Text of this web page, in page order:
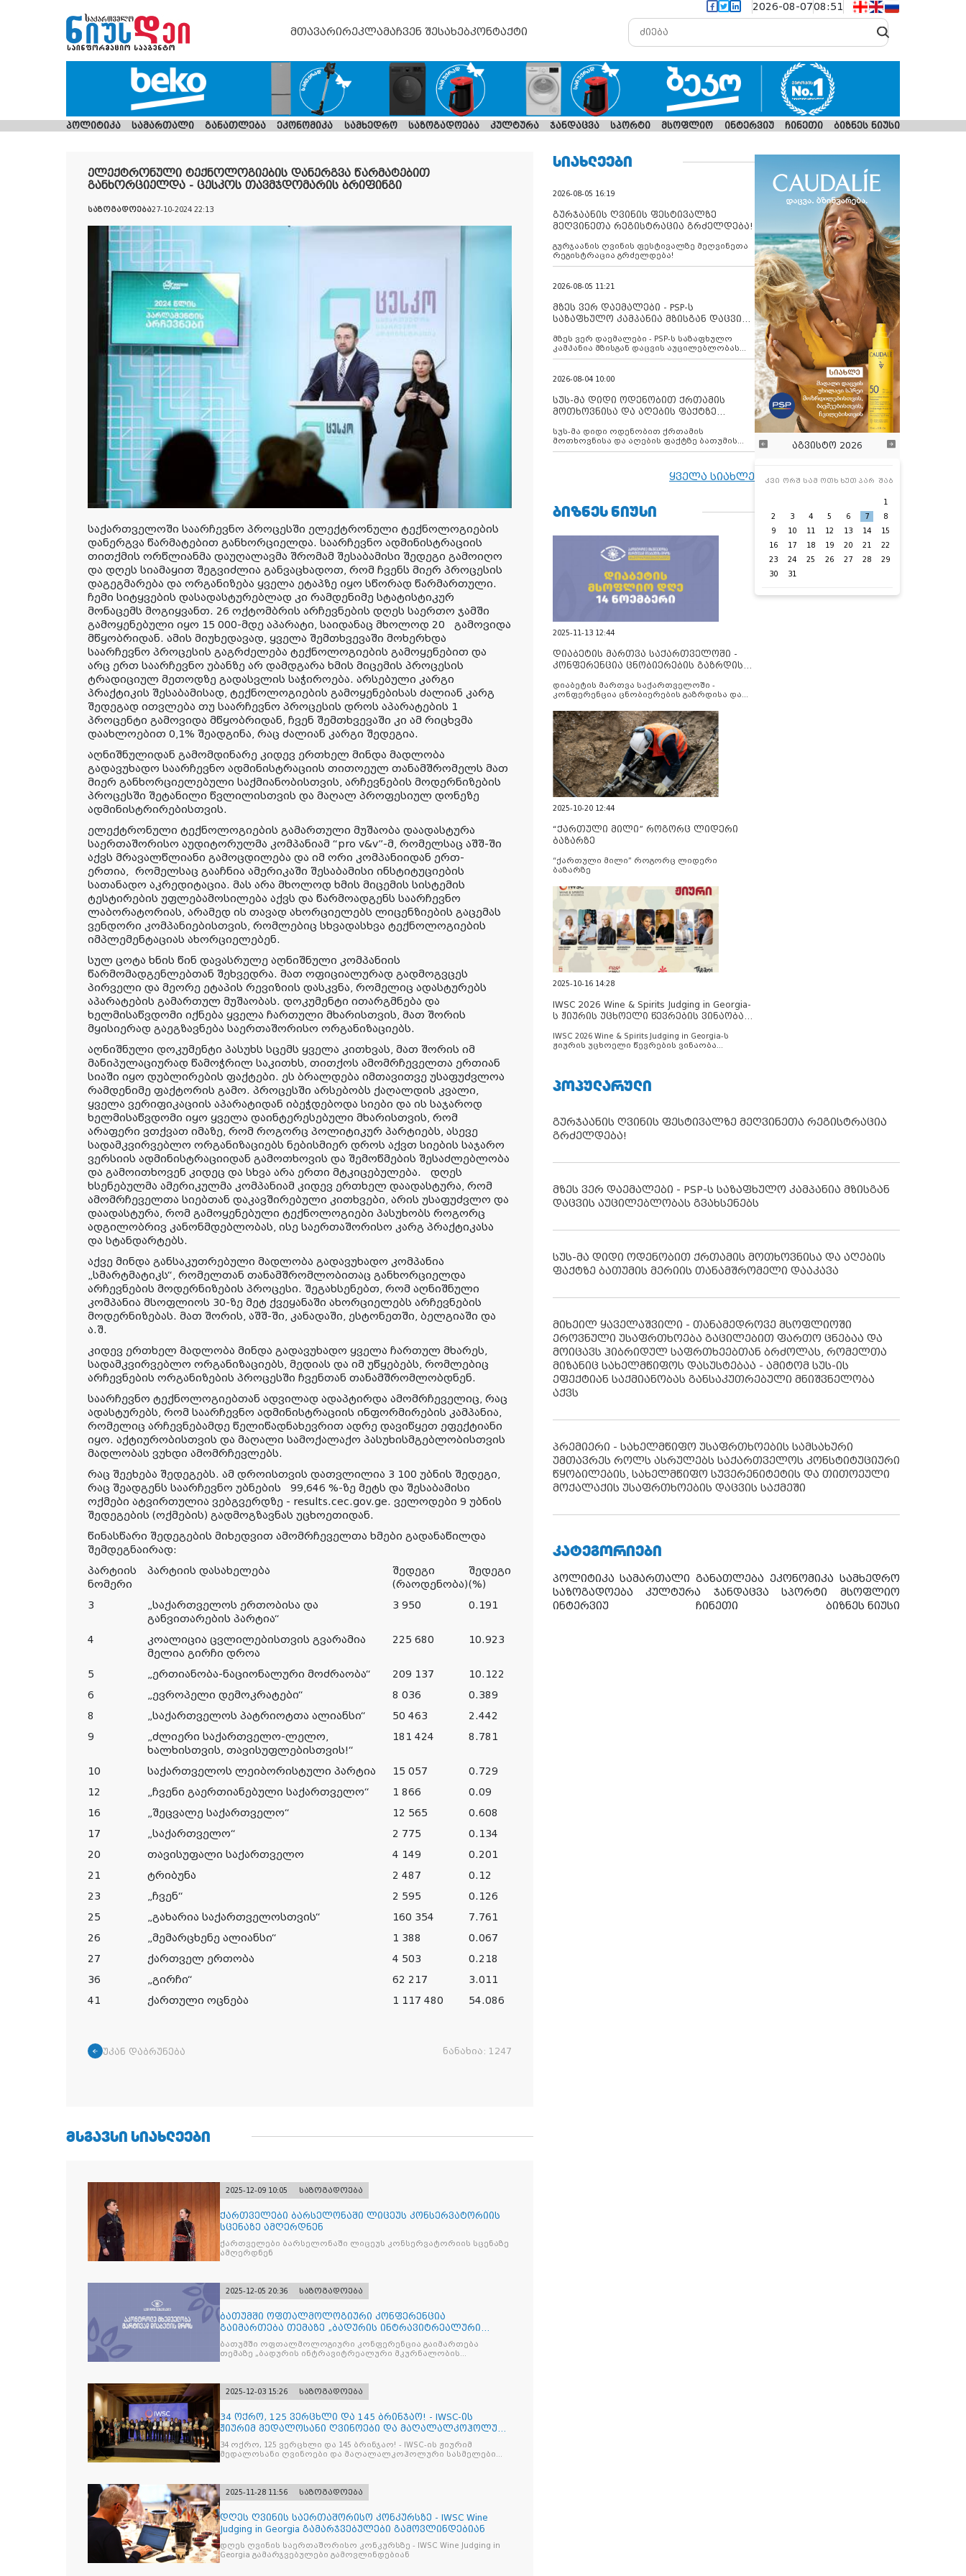
2026-08-0708:51
მთავარირეკლამაჩვენ შესახებკონტაქტი
პოლიტიკა სამართალი განათლება ეკონომიკა სამხედრო საზოგადოება კულტურა ჯანდაცვა სპორტი მსოფლიო ინტერვიუ ჩინეთი ბიზნეს ნიუსი
ელექტრონული ტექნოლოგიების დანერგვა წარმატებით
განხორციელდა - ცესკოს თავმჯდომარის ბრიფინგი
საზოგადოება27-10-2024 22:13
საქართველოში საარჩევნო პროცესში ელექტრონული ტექნოლოგიების
დანერგვა წარმატებით განხორციელდა. საარჩევნო ადმინისტრაციის
თითქმის ორწლიანმა დაუღალავმა შრომამ შესაბამისი შედეგი გამოიღო
და დღეს სიამაყით შეგვიძლია განვაცხადოთ, რომ ჩვენს მიერ პროცესის
დაგეგმარება და ორგანიზება ყველა ეტაპზე იყო სწორად წარმართული.
ჩემი სიტყვების დასადასტურებლად კი რამდენიმე სტატისტიკურ
მონაცემს მოგიყვანთ. 26 ოქტომბრის არჩევნების დღეს საერთო ჯამში
გამოყენებული იყო 15 000-მდე აპარატი, საიდანაც მხოლოდ 20 გამოვიდა
მწყობრიდან. ამის მიუხედავად, ყველა შემთხვევაში მოხერხდა
საარჩევნო პროცესის გაგრძელება ტექნოლოგიების გამოყენებით და
არც ერთ საარჩევნო უბანზე არ დამდგარა ხმის მიცემის პროცესის
ტრადიციულ მეთოდზე გადასვლის საჭიროება. არსებული კარგი
პრაქტიკის შესაბამისად, ტექნოლოგიების გამოყენებისას ძალიან კარგ
შედეგად ითვლება თუ საარჩევნო პროცესის დროს აპარატების 1
პროცენტი გამოვიდა მწყობრიდან, ჩვენ შემთხვევაში კი ამ რიცხვმა
დაახლოებით 0,1% შეადგინა, რაც ძალიან კარგი შედეგია.
აღნიშნულიდან გამომდინარე კიდევ ერთხელ მინდა მადლობა
გადავუხადო საარჩევნო ადმინისტრაციის თითოეულ თანამშრომელს მათ
მიერ განხორციელებული საქმიანობისთვის, არჩევნების მოდერნიზების
პროცესში შეტანილი წვლილისთვის და მაღალ პროფესიულ დონეზე
ადმინისტრირებისთვის.
ელექტრონული ტექნოლოგიების გამართული მუშაობა დაადასტურა
საერთაშორისო აუდიტორულმა კომპანიამ “pro v&v”-მ, რომელსაც აშშ-ში
აქვს მრავალწლიანი გამოცდილება და იმ ორი კომპანიიდან ერთ-
ერთია, რომელსაც გააჩნია ამერიკაში შესაბამისი ინსტიტუციების
სათანადო აკრედიტაცია. მას არა მხოლოდ ხმის მიცემის სისტემის
ტესტირების უფლებამოსილება აქვს და წარმოადგენს საარჩევნო
ლაბორატორიას, არამედ ის თავად ახორციელებს ლიცენზიების გაცემას
ვენდორი კომპანიებისთვის, რომლებიც სხვადასხვა ტექნოლოგიების
იმპლემენტაციას ახორციელებენ.
სულ ცოტა ხნის წინ დავასრულე აღნიშნული კომპანიის
წარმომადგენლებთან შეხვედრა. მათ ოფიციალურად გადმოგვცეს
პირველი და მეორე ეტაპის რევიზიის დასკვნა, რომელიც ადასტურებს
აპარატების გამართულ მუშაობას. დოკუმენტი ითარგმნება და
ხელმისაწვდომი იქნება ყველა ჩართული მხარისთვის, მათ შორის
მყისიერად გაეგზავნება საერთაშორისო ორგანიზაციებს.
აღნიშნული დოკუმენტი პასუხს სცემს ყველა კითხვას, მათ შორის იმ
მანიპულაციურად წამოჭრილ საკითხს, თითქოს ამომრჩეველთა ერთიან
სიაში იყო დუბლირების ფაქტები. ეს ბრალდება იმთავითვე უსაფუძვლოა
რამდენიმე ფაქტორის გამო. პროცესში არსებობს ქაღალდის კვალი,
ყველა ვერიფიკაციის აპარატიდან იბეჭდებოდა სიები და ის საჯაროდ
ხელმისაწვდომი იყო ყველა დაინტერესებული მხარისთვის, რომ
არაფერი ვთქვათ იმაზე, რომ როგორც პოლიტიკურ პარტიებს, ასევე
სადამკვირვებლო ორგანიზაციებს ნებისმიერ დროს აქვთ სიების საჯარო
ვერსიის ადმინისტრაციიდან გამოთხოვის და შემოწმების შესაძლებლობა
და გამოითხოვენ კიდეც და სხვა არა ერთი მტკიცებულება. დღეს
ხსენებულმა ამერიკულმა კომპანიამ კიდევ ერთხელ დაადასტურა, რომ
ამომრჩეველთა სიებთან დაკავშირებული კითხვები, არის უსაფუძვლო და
დაადასტურა, რომ გამოყენებული ტექნოლოგიები პასუხობს როგორც
ადგილობრივ კანონმდებლობას, ისე საერთაშორისო კარგ პრაქტიკასა
და სტანდარტებს.
აქვე მინდა განსაკუთრებული მადლობა გადავუხადო კომპანია
„სმარტმატიკს“, რომელთან თანამშრომლობითაც განხორციელდა
არჩევნების მოდერნიზების პროცესი. შეგახსენებთ, რომ აღნიშნული
კომპანია მსოფლიოს 30-ზე მეტ ქვეყანაში ახორციელებს არჩევნების
მოდერნიზებას. მათ შორის, აშშ-ში, კანადაში, ესტონეთში, ბელგიაში და
ა.შ.
კიდევ ერთხელ მადლობა მინდა გადავუხადო ყველა ჩართულ მხარეს,
სადამკვირვებლო ორგანიზაციებს, მედიას და იმ უწყებებს, რომლებიც
არჩევნების ორგანიზების პროცესში ჩვენთან თანამშრომლობდნენ.
საარჩევნო ტექნოლოგიებთან ადვილად ადაპტირდა ამომრჩეველიც, რაც
ადასტურებს, რომ საარჩევნო ადმინისტრაციის ინფორმირების კამპანია,
რომელიც არჩევნებამდე წელიწადნახევრით ადრე დავიწყეთ ეფექტიანი
იყო. აქტიურობისთვის და მაღალი სამოქალაქო პასუხისმგებლობისთვის
მადლობას ვუხდი ამომრჩევლებს.
რაც შეეხება შედეგებს. ამ დროისთვის დათვლილია 3 100 უბნის შედეგი,
რაც შეადგენს საარჩევნო უბნების 99,646 %-ზე მეტს და შესაბამისი
ოქმები ატვირთულია ვებგვერდზე - results.cec.gov.ge. ველოდები 9 უბნის
შედეგების (ოქმების) გადმოგზავნას უცხოეთიდან.
წინასწარი შედეგების მიხედვით ამომრჩეველთა ხმები გადანაწილდა
შემდეგნაირად:
პარტიის
ნომერი
პარტიის დასახელება
შედეგი
(რაოდენობა)
შედეგი
(%)
3
„საქართველოს ერთობისა და
განვითარების პარტია“
3 950 0.191
4
კოალიცია ცვლილებისთვის გვარამია
მელია გირჩი დროა
225 680 10.923
5 „ერთიანობა-ნაციონალური მოძრაობა“ 209 137
10.122
6
„ევროპელი დემოკრატები“ 8 036
0.389
8
„საქართველოს პატრიოტთა ალიანსი“ 50 463
2.442
9
„ძლიერი საქართველო-ლელო,
ხალხისთვის, თავისუფლებისთვის!“
181 424 8.781
10 საქართველოს ლეიბორისტული პარტია 15 057
0.729
12
„ჩვენი გაერთიანებული საქართველო“ 1 866
0.09
16
„შეცვალე საქართველო“ 12 565
0.608
17
„საქართველო“ 2 775
0.134
20
თავისუფალი საქართველო 4 149
0.201
21
ტრიბუნა 2 487
0.12
23
„ჩვენ“ 2 595
0.126
25
„გახარია საქართველოსთვის“ 160 354
7.761
26
„მემარცხენე ალიანსი“ 1 388
0.067
27
ქართველ ერთობა 4 503
0.218
36
„გირჩი“ 62 217
3.011
41
ქართული ოცნება 1 117 480 54.086
უკან დაბრუნება ნანახია: 1247
ᲛᲡᲒᲐᲕᲡᲘ ᲡᲘᲐᲮᲚᲔᲔᲑᲘ
2025-12-09 10:05 საზოგადოება
ქართველები ბარსელონაში ლიცეუს კონსერვატორიის
სცენაზე ამღერდნენ
ქართველები ბარსელონაში ლიცეუს კონსერვატორიის სცენაზე
ამღერდნენ
2025-12-05 20:36 საზოგადოება
ბათუმში ოფთალმოლოგიური კონფერენცია
გაიმართება თემაზე „ბადურის ინტრავიტრეალური
მკურნალობის ოპტიმიზაცი
ბათუმში ოფთალმოლოგიური კონფერენცია გაიმართება
თემაზე „ბადურის ინტრავიტრეალური მკურნალობის
2025-12-03 15:26 საზოგადოება
34 ოქრო, 125 ვერცხლი და 145 ბრინჯაო! - IWSC-ის
ჟიურიმ მედალოსანი ღვინოები და მაღალალკოჰოლური
სასმელე
34 ოქრო, 125 ვერცხლი და 145 ბრინჯაო! - IWSC-ის ჟიურიმ
მედალოსანი ღვინოები და მაღალალკოჰოლური სასმელები
2025-11-28 11:56 საზოგადოება
დღეს ღვინის საერთაშორისო კონკურსზე - IWSC Wine
Judging in Georgia გამარჯვებულები გამოვლინდებიან
დღეს ღვინის საერთაშორისო კონკურსზე - IWSC Wine Judging in
Georgia გამარჯვებულები გამოვლინდებიან
ᲡᲘᲐᲮᲚᲔᲔᲑᲘ
2026-08-05 16:19
გურჯაანის ღვინის ფესტივალზე
მეღვინეთა რეგისტრაცია გრძელდება!
გურჯაანის ღვინის ფესტივალზე მეღვინეთა
რეგისტრაცია გრძელდება!
2026-08-05 11:21
მზეს ვერ დაემალები - PSP-ს
საზაფხულო კამპანია მზისგან დაცვის
მზეს ვერ დაემალები - PSP-ს საზაფხულო
კამპანია მზისგან დაცვის აუცილებლობას
გვახსენებს
2026-08-04 10:00
სუს-მა დიდი ოდენობით ქრთამის
მოთხოვნისა და აღების ფაქტზე
დააკავა
სუს-მა დიდი ოდენობით ქრთამის
მოთხოვნისა და აღების ფაქტზე ბათუმის
მერიის თანამშრომელი დააკავა
ყველა სიახლე
ᲑᲘᲖᲜᲔᲡ ᲜᲘᲣᲡᲘ
2025-11-13 12:44
დიაბეტის მართვა საქართველოში -
კონფერენცია ცნობიერების გაზრდისა
დიაბეტის მართვა საქართველოში -
კონფერენცია ცნობიერების გაზრდისა და
2025-10-20 12:44
“ქართული მილი” როგორც ლიდერი
ბაზარზე
“ქართული მილი” როგორც ლიდერი
ბაზარზე
2025-10-16 14:28
IWSC 2026 Wine & Spirits Judging in Georgia-
ს ჟიურის უცხოელი წევრების ვინაობა
IWSC 2026 Wine & Spirits Judging in Georgia-ს
ჟიურის უცხოელი წევრების ვინაობა
აგვისტო 2026
კვი ორშ სამ ოთხ ხუთ პარ შაბ
1
2
3 4 5 6 7
8
9
10 11 12 13 14
15
16
17 18 19 20 21
22
23
24 25 26 27 28
29
30
31
ᲞᲝᲞᲣᲚᲐᲠᲣᲚᲘ
გურჯაანის ღვინის ფესტივალზე მეღვინეთა რეგისტრაცია
გრძელდება!
მზეს ვერ დაემალები - PSP-ს საზაფხულო კამპანია მზისგან
დაცვის აუცილებლობას გვახსენებს
სუს-მა დიდი ოდენობით ქრთამის მოთხოვნისა და აღების
ფაქტზე ბათუმის მერიის თანამშრომელი დააკავა
მიხეილ ყაველაშვილი - თანამედროვე მსოფლიოში
ეროვნული უსაფრთხოება გაცილებით ფართო ცნებაა და
მოიცავს ჰიბრიდულ საფრთხეებთან ბრძოლას, რომელთა
მიზანიც სახელმწიფოს დასუსტებაა - ამიტომ სუს-ის
ეფექტიან საქმიანობას განსაკუთრებული მნიშვნელობა
აქვს
პრემიერი - სახელმწიფო უსაფრთხოების სამსახური
უმთავრეს როლს ასრულებს საქართველოს კონსტიტუციური
წყობილების, სახელმწიფო სუვერენიტეტის და თითოეული
მოქალაქის უსაფრთხოების დაცვის საქმეში
ᲙᲐᲢᲔᲒᲝᲠᲘᲔᲑᲘ
პოლიტიკა სამართალი განათლება ეკონომიკა სამხედრო
საზოგადოება
კულტურა ჯანდაცვა სპორტი
მსოფლიო
ინტერვიუ
ჩინეთი ბიზნეს ნიუსი